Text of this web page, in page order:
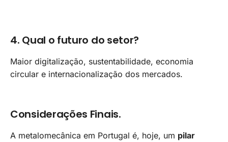
4. Qual o futuro do setor?
Maior digitalização, sustentabilidade, economia
circular e internacionalização dos mercados.
Considerações Finais.
A metalomecânica em Portugal é, hoje, um pilar